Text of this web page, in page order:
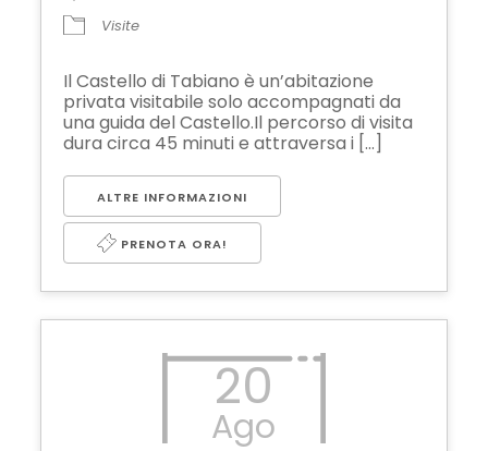
Visite
Il Castello di Tabiano è un’abitazione
privata visitabile solo accompagnati da
una guida del Castello.Il percorso di visita
dura circa 45 minuti e attraversa i [...]
ALTRE INFORMAZIONI
PRENOTA ORA!
20
Ago